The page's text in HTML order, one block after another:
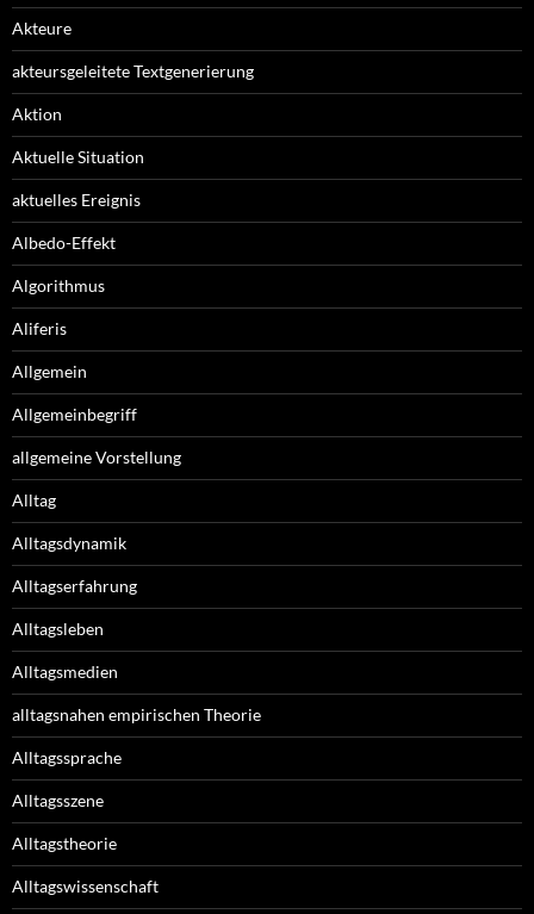
Akteure
akteursgeleitete Textgenerierung
Aktion
Aktuelle Situation
aktuelles Ereignis
Albedo-Effekt
Algorithmus
Aliferis
Allgemein
Allgemeinbegriff
allgemeine Vorstellung
Alltag
Alltagsdynamik
Alltagserfahrung
Alltagsleben
Alltagsmedien
alltagsnahen empirischen Theorie
Alltagssprache
Alltagsszene
Alltagstheorie
Alltagswissenschaft